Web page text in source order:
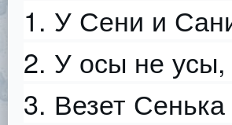
1. У Сени и
2. У осы не
3. Везет